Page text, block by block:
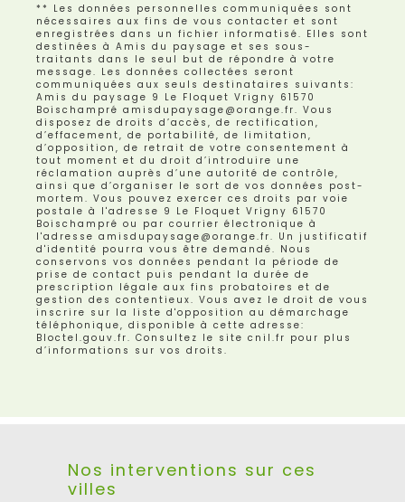
** Les données personnelles communiquées sont
nécessaires aux fins de vous contacter et sont
enregistrées dans un fichier informatisé. Elles sont
destinées à Amis du paysage et ses sous-
traitants dans le seul but de répondre à votre
message. Les données collectées seront
communiquées aux seuls destinataires suivants:
Amis du paysage 9 Le Floquet Vrigny 61570
Boischampré amisdupaysage@orange.fr. Vous
disposez de droits d’accès, de rectification,
d’effacement, de portabilité, de limitation,
d’opposition, de retrait de votre consentement à
tout moment et du droit d’introduire une
réclamation auprès d’une autorité de contrôle,
ainsi que d’organiser le sort de vos données post-
mortem. Vous pouvez exercer ces droits par voie
postale à l'adresse 9 Le Floquet Vrigny 61570
Boischampré ou par courrier électronique à
l'adresse amisdupaysage@orange.fr. Un justificatif
d'identité pourra vous être demandé. Nous
conservons vos données pendant la période de
prise de contact puis pendant la durée de
prescription légale aux fins probatoires et de
gestion des contentieux. Vous avez le droit de vous
inscrire sur la liste d'opposition au démarchage
téléphonique, disponible à cette adresse:
Bloctel.gouv.fr. Consultez le site cnil.fr pour plus
d’informations sur vos droits.
Nos interventions sur ces
villes